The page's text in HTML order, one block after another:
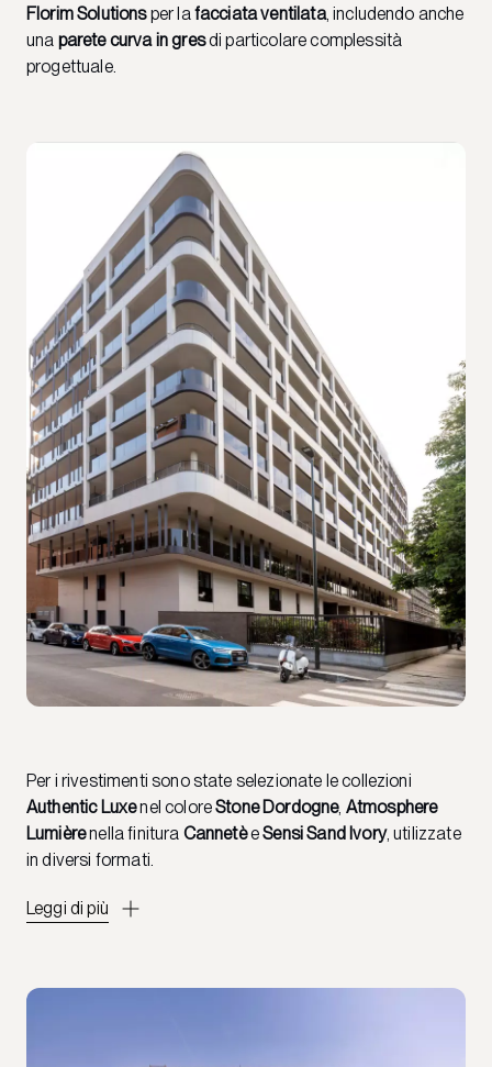
Florim Solutionsper lafacciata ventilata, includendo anche
una parete curva in gresdi particolare complessità
progettuale.
Per i rivestimenti sono state selezionate le collezioni
Authentic Luxenel coloreStone Dordogne, Atmosphere
Lumièrenella finitura CannetèeSensi Sand Ivory, utilizzate
in diversi formati.
Leggi di più